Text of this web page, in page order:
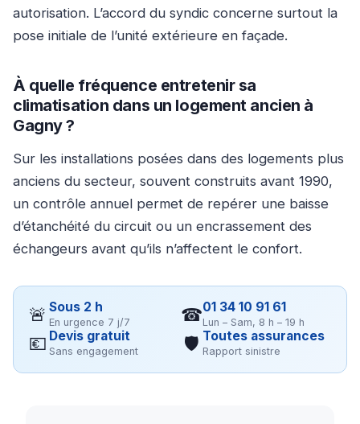
autorisation. L’accord du syndic concerne surtout la
pose initiale de l’unité extérieure en façade.
À quelle fréquence entretenir sa
climatisation dans un logement ancien à
Gagny ?
Sur les installations posées dans des logements plus
anciens du secteur, souvent construits avant 1990,
un contrôle annuel permet de repérer une baisse
d’étanchéité du circuit ou un encrassement des
échangeurs avant qu’ils n’affectent le confort.
🚨 Sous 2 h
En urgence 7 j/7 ☎01 34 10 91 61
Lun – Sam, 8 h – 19 h
💶 Devis gratuit
Sans engagement 🛡 Toutes assurances
Rapport sinistre